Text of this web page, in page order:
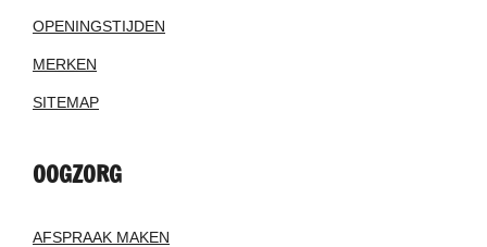
OPENINGSTIJDEN
MERKEN
SITEMAP
OOGZORG
AFSPRAAK MAKEN